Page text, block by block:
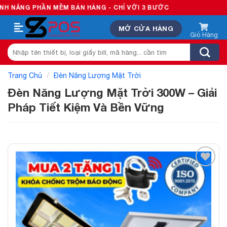
Skip
to
content
MỀM BÁN HÀNG - CHỈ VỚI 3 BƯỚC
MỞ CỬA HÀNG
Tìm
kiếm:
Trang Chủ / Đèn Năng Lượng Mặt Trời
Đèn Năng Lượng Mặt Trời 300W – Giải
Pháp Tiết Kiệm Và Bền Vững
Add to
wishlist